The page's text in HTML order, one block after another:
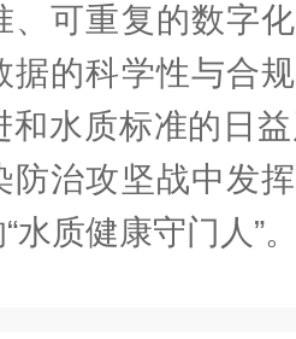
、可重复的数字
据的科学性与合
和水质标准的日
防治攻坚战中发
水质健康守门人”